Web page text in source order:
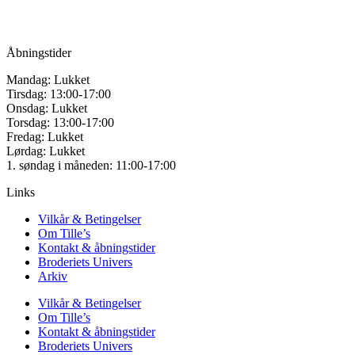
Åbningstider
Mandag: Lukket
Tirsdag: 13:00-17:00
Onsdag: Lukket
Torsdag: 13:00-17:00
Fredag: Lukket
Lørdag: Lukket
1. søndag i måneden: 11:00-17:00
Links
Vilkår & Betingelser
Om Tille’s
Kontakt & åbningstider
Broderiets Univers
Arkiv
Vilkår & Betingelser
Om Tille’s
Kontakt & åbningstider
Broderiets Univers